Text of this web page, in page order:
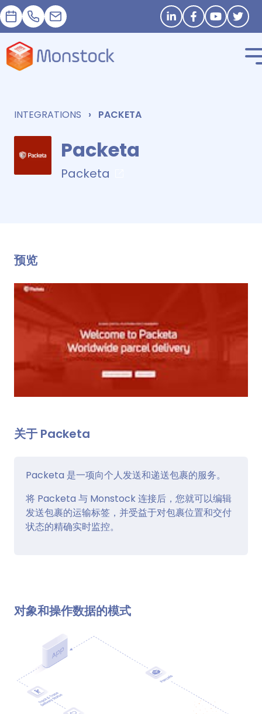
預約 +33 1 83 62 25 41
contact@monstock.net Stay in touch
INTEGRATIONS PACKETA
Packeta
Packeta
预览
关于 Packeta
Packeta 是一项向个人发送和递送包裹的服务。
将 Packeta 与 Monstock 连接后，您就可以编辑
发送包裹的运输标签，并受益于对包裹位置和交付
状态的精确实时监控。
对象和操作数据的模式